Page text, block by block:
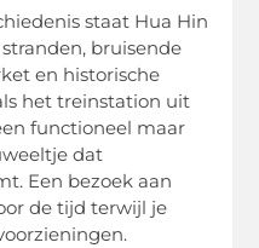
staat Hua Hin
bruisende
en historische
het treinstation uit
functioneel maar
dat
Een bezoek aan
de tijd terwijl je